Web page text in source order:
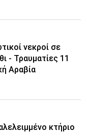
νεκροί σε
- Τραυματίες 11
Αραβία
κτήριο